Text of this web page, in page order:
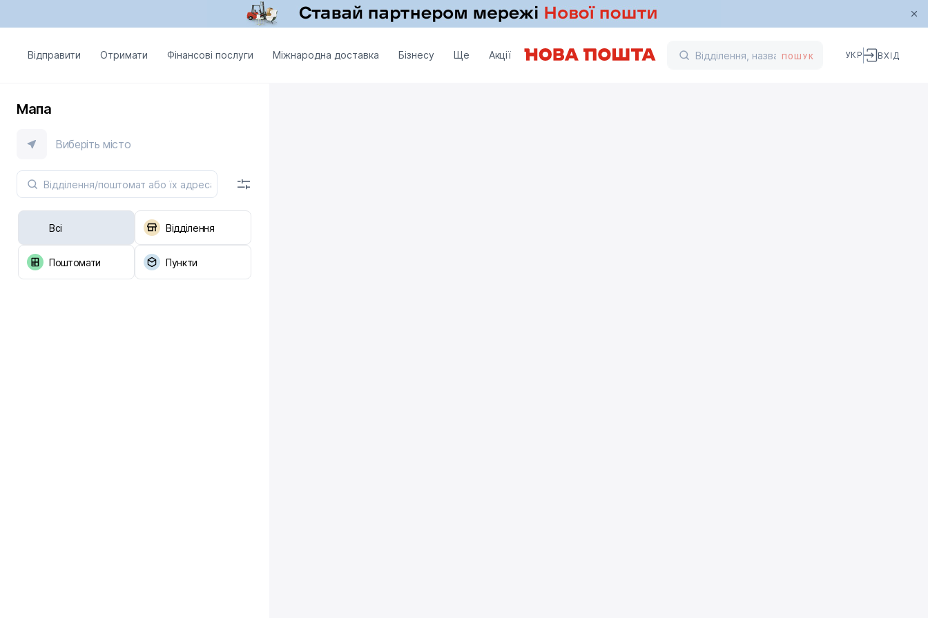
Відправити Отримати Фінансові послуги Міжнародна доставка Бізнесу Ще Акції ПОШУК УКР ВХІД
Мапа
Виберіть місто
Всі Відділення
Поштомати Пункти